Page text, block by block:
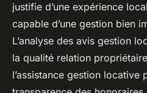
justifie d’une expérience
capable d’une gestion bien
L’analyse des avis gestion
la qualité relation
l’assistance gestion locative